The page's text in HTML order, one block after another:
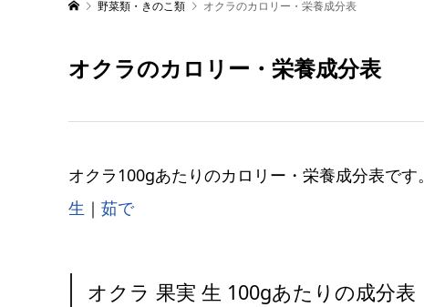
野菜類・きのこ類 オクラのカロリー・栄養成分表
オクラのカロリー・栄養成分表
オクラ100gあたりのカロリー・栄養成分表です。
生 ｜ 茹で
オクラ 果実 生 100gあたりの成分表